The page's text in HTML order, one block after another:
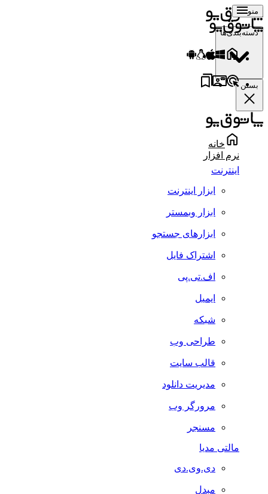
منو
دسته‌بندی‌ها
بستن
خانه
نرم افزار
اینترنت
ابزار اینترنت
ابزار وبمستر
ابزارهای جستجو
اشتراک فایل
اف.تی.پی
ایمیل
شبکه
طراحی وب
قالب سایت
مدیریت دانلود
مرورگر وب
مسنجر
مالتی مدیا
دی.وی.دی
مبدل